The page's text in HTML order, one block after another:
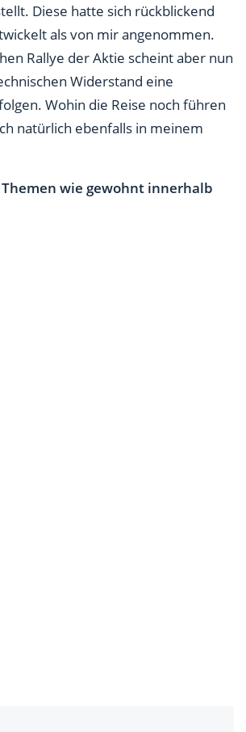
Diese hatte sich rückblickend
als von mir angenommen.
Rallye der Aktie scheint aber nun
Widerstand eine
Wohin die Reise noch führen
natürlich ebenfalls in meinem
wie gewohnt innerhalb